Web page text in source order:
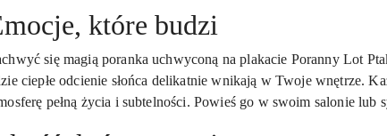
które budzi
się magią poranka uchwyconą na plakacie Poranny Lot
ciepłe odcienie słońca delikatnie wnikają w Twoje wnętrze.
pełną życia i subtelności. Powieś go w swoim salonie